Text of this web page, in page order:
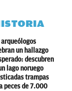
arqueólogos
un hallazgo
descubren
lago noruego
trampas
peces de 7.000